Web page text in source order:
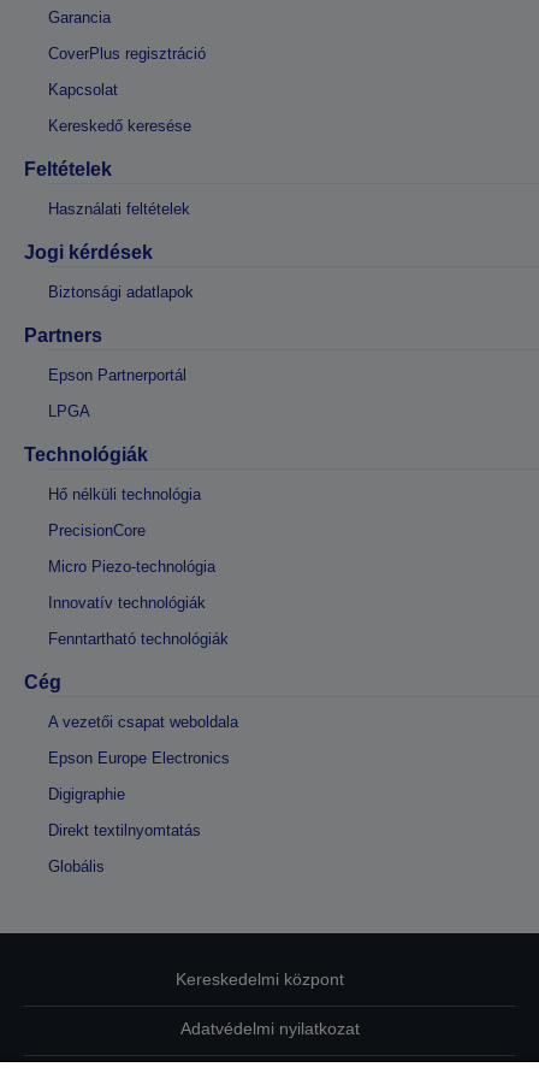
Garancia
CoverPlus regisztráció
Kapcsolat
Kereskedő keresése
Feltételek
Használati feltételek
Jogi kérdések
Biztonsági adatlapok
Partners
Epson Partnerportál
LPGA
Technológiák
Hő nélküli technológia
PrecisionCore
Micro Piezo-technológia
Innovatív technológiák
Fenntartható technológiák
Cég
A vezetői csapat weboldala
Epson Europe Electronics
Digigraphie
Direkt textilnyomtatás
Globális
Kereskedelmi központ
Adatvédelmi nyilatkozat